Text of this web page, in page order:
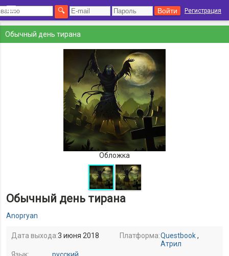
Регистрация
Обычный день тирана
Обложка
Обычный день тирана
Anopryan
Дата выхода:3 июня 2018 Платформа:Questbook,
Атрил
Язык:
русский